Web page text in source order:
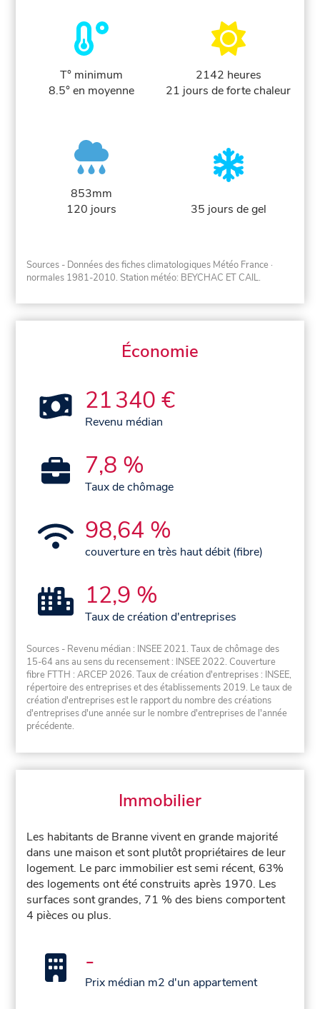
T° minimum
8.5° en moyenne
2142 heures
21 jours de forte chaleur
853mm
120 jours
35 jours de gel
Sources - Données des fiches climatologiques Météo France ·
normales 1981-2010. Station météo: BEYCHAC ET CAIL.
Économie
21 340 €
Revenu médian
7,8 %
Taux de chômage
98,64 %
couverture en très haut débit (fibre)
12,9 %
Taux de création d'entreprises
Sources - Revenu médian : INSEE 2021. Taux de chômage des
15-64 ans au sens du recensement : INSEE 2022. Couverture
fibre FTTH : ARCEP 2026. Taux de création d'entreprises : INSEE,
répertoire des entreprises et des établissements 2019. Le taux de
création d'entreprises est le rapport du nombre des créations
d'entreprises d'une année sur le nombre d'entreprises de l'année
précédente.
Immobilier
Les habitants de Branne vivent en grande majorité
dans une maison et sont plutôt propriétaires de leur
logement. Le parc immobilier est semi récent, 63%
des logements ont été construits après 1970. Les
surfaces sont grandes, 71 % des biens comportent
4 pièces ou plus.
-
Prix médian m2 d'un appartement